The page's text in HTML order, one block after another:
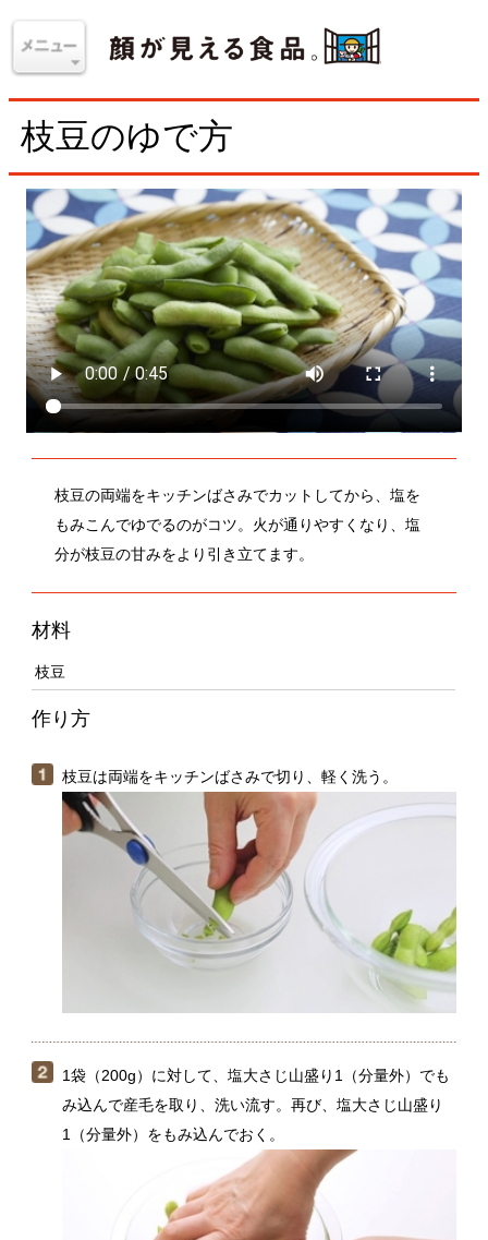
枝豆のゆで方
分が枝豆の甘みをより引き立てます。
材料
枝豆
作り方
枝豆は両端をキッチンばさみで切り、軽く洗う。
1袋（200g）に対して、塩大さじ山盛り1（分量外）でも
み込んで産毛を取り、洗い流す。再び、塩大さじ山盛り